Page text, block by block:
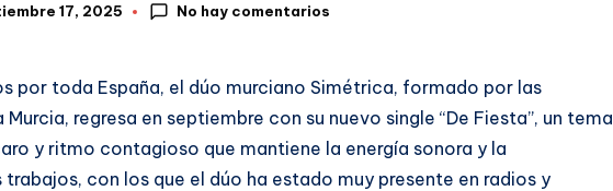
17, 2025 No hay comentarios
por toda España, el dúo murciano Simétrica, formado por las
regresa en septiembre con su nuevo single “De Fiesta”, un tema
y ritmo contagioso que mantiene la energía sonora y la
con los que el dúo ha estado muy presente en radios y